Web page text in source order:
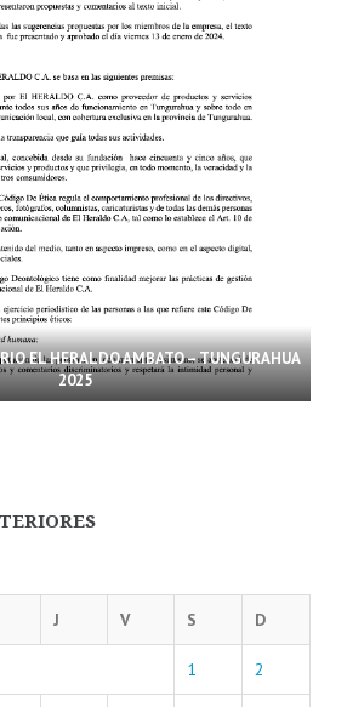
EL HERALDO AMBATO – TUNGURAHUA
2025
J V S D
1 2